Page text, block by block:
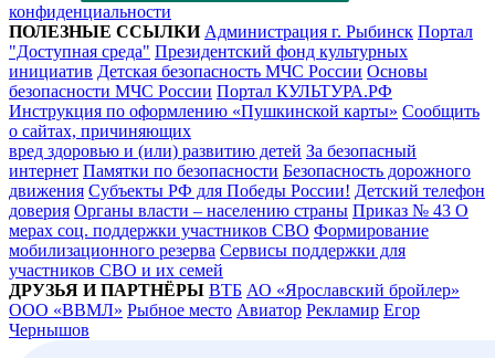
конфиденциальности
ПОЛЕЗНЫЕ ССЫЛКИ Администрация г. Рыбинск Портал
"Доступная среда" Президентский фонд культурных
инициатив Детская безопасность МЧС России Основы
безопасности МЧС России Портал КУЛЬТУРА.РФ
Инструкция по оформлению «Пушкинской карты» Сообщить
о сайтах, причиняющих
вред здоровью и (или) развитию детей За безопасный
интернет Памятки по безопасности Безопасность дорожного
движения Субъекты РФ для Победы России! Детский телефон
доверия Органы власти – населению страны Приказ № 43 О
мерах соц. поддержки участников СВО Формирование
мобилизационного резерва Сервисы поддержки для
участников СВО и их семей
ДРУЗЬЯ И ПАРТНЁРЫ ВТБ АО «Ярославский бройлер»
ООО «ВВМЛ» Рыбное место Авиатор Рекламир Егор
Чернышов